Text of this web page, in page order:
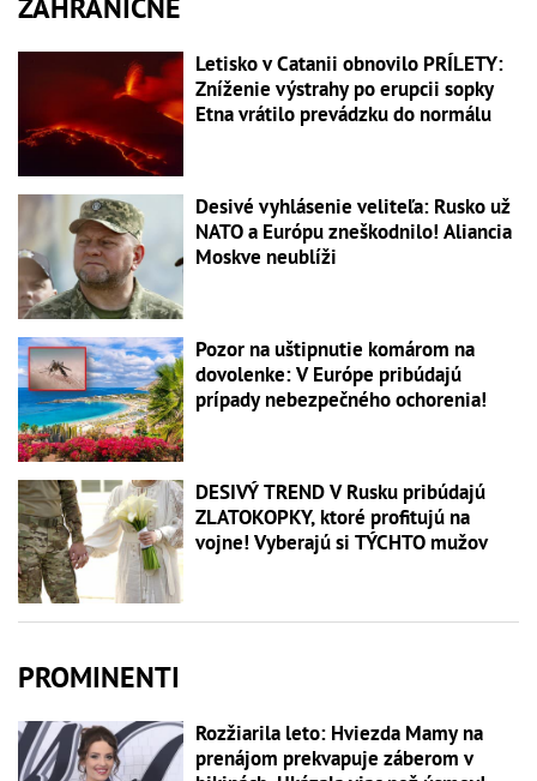
ZAHRANIČNÉ
Letisko v Catanii obnovilo PRÍLETY:
Zníženie výstrahy po erupcii sopky
Etna vrátilo prevádzku do normálu
Desivé vyhlásenie veliteľa: Rusko už
NATO a Európu zneškodnilo! Aliancia
Moskve neublíži
Pozor na uštipnutie komárom na
dovolenke: V Európe pribúdajú
prípady nebezpečného ochorenia!
DESIVÝ TREND V Rusku pribúdajú
ZLATOKOPKY, ktoré profitujú na
vojne! Vyberajú si TÝCHTO mužov
PROMINENTI
Rozžiarila leto: Hviezda Mamy na
prenájom prekvapuje záberom v